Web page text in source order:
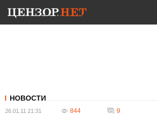
НОВОСТИ
26.01.11 21:31 844 9